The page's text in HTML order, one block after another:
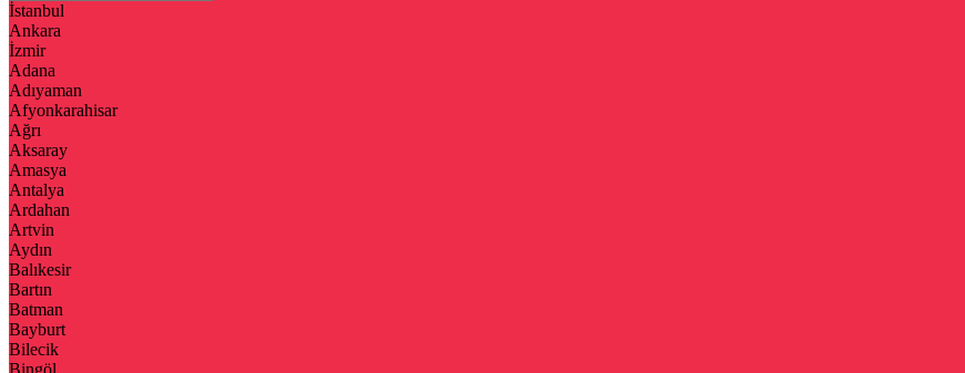
İstanbul
Ankara
İzmir
Adana
Adıyaman
Afyonkarahisar
Ağrı
Aksaray
Amasya
Antalya
Ardahan
Artvin
Aydın
Balıkesir
Bartın
Batman
Bayburt
Bilecik
Bingöl